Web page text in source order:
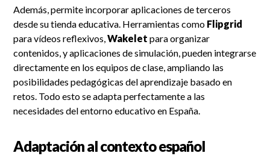
Además, permite incorporar aplicaciones de terceros
desde su tienda educativa. Herramientas como Flipgrid
para vídeos reflexivos,Wakelet para organizar
contenidos, y aplicaciones de simulación, pueden integrarse
directamente en los equipos de clase, ampliando las
posibilidades pedagógicas del aprendizaje basado en
retos. Todo esto se adapta perfectamente a las
necesidades del entorno educativo en España.
Adaptación al contexto español